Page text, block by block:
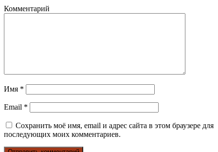
Комментарий
Имя *
Email *
Сохранить моё имя, email и адрес сайта в этом браузере для
последующих моих комментариев.